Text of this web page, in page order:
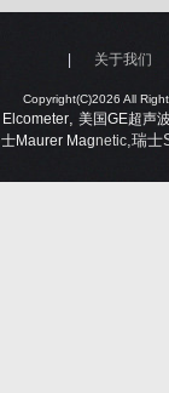
Copyright(C)2026 All
Elcometer,美国GE超声
士Maurer Magnetic,瑞士
关于我们